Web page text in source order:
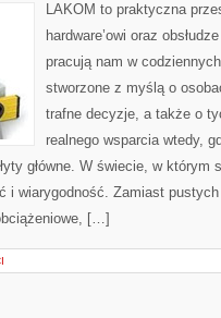
LAKOM to praktyczna
hardware’owi oraz
pracują nam w
stworzone z myślą o
trafne decyzje, a także o
realnego wsparcia wtedy,
główne. W świecie, w
i wiarygodność. Zamiast
[…]